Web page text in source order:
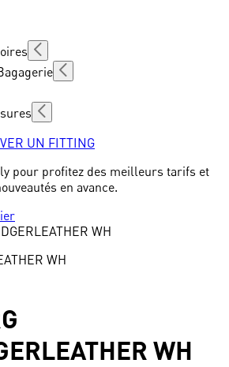
UN FITTING
pour profitez des meilleurs tarifs et
en avance.
WH
WH